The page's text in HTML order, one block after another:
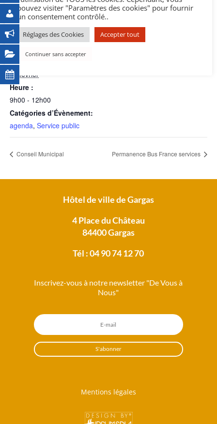
Ajouter au calendrier
DÉTAILS
Date :
23 février
Heure :
9h00 - 12h00
Catégories d’Évènement:
agenda, Service public
Conseil Municipal Permanence Bus France services
Hôtel de ville de Gargas
4 Place du Château
84400 Gargas
Tél : 04 90 74 12 70
Inscrivez-vous à notre newsletter "De Vous à
Nous"
S'abonner
Mentions légales
pouvez visiter "Paramètres des cookies" pour fournir
un consentement contrôlé..
Réglages des Cookies Accepter tout
Continuer sans accepter